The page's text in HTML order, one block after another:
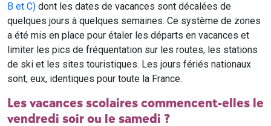
B et C) dont les dates de vacances sont décalées de
quelques jours à quelques semaines. Ce système de zones
a été mis en place pour étaler les départs en vacances et
limiter les pics de fréquentation sur les routes, les stations
de ski et les sites touristiques. Les jours fériés nationaux
sont, eux, identiques pour toute la France.
Les vacances scolaires commencent-elles le
vendredi soir ou le samedi ?